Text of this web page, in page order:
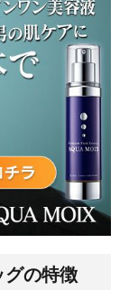
グの特徴